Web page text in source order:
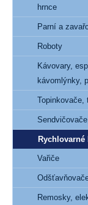
hrnce
Parní a
Roboty
Kávovary,
kávomlýnky,
Topinkovače,
Rychlovarné
Vařiče
Remosky,